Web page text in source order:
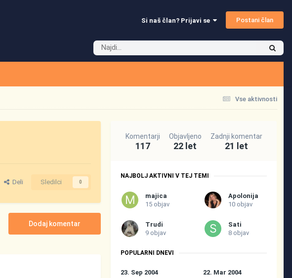
Si naš član? Prijavi se Postani član
Vse aktivnosti
Deli Sledilci 0
Dodaj komentar
Komentarji
117
Objavljeno
22 let
Zadnji komentar
21 let
NAJBOLJ AKTIVNI V TEJ TEMI
majica
15 objav
Apolonija
10 objav
Trudi
9 objav
Sati
8 objav
POPULARNI DNEVI
23. Sep 2004
22. Mar 2004